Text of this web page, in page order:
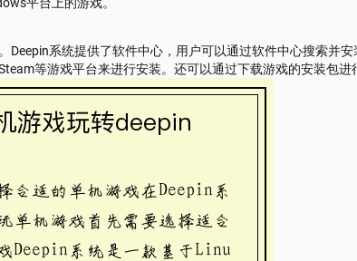
Deepin系统提供了软件中心，用户可以通过软件中心搜索并
等游戏平台来进行安装。还可以通过下载游戏的安装包进